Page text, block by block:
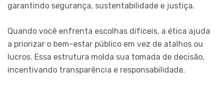
garantindo segurança, sustentabilidade e justiça.
Quando você enfrenta escolhas difíceis, a ética ajuda
a priorizar o bem-estar público em vez de atalhos ou
lucros. Essa estrutura molda sua tomada de decisão,
incentivando transparência e responsabilidade.